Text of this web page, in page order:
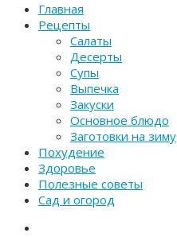
Главная
Рецепты
Салаты
Десерты
Супы
Выпечка
Закуски
Основное блюдо
Заготовки на зиму
Похудение
Здоровье
Полезные советы
Сад и огород